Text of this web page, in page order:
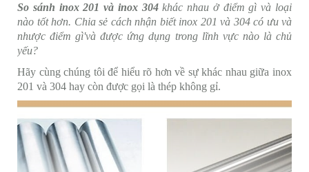
So sánh inox 201 và inox 304khác nhau ở điểm gì và loại
nào tốt hơn. Chia sẻ cách nhận biết inox 201 và 304 có ưu và
nhược điểm gì'và được ứng dụng trong lĩnh vực nào là chủ
yếu?
Hãy cùng chúng tôi để hiểu rõ hơn về sự khác nhau giữa inox
201 và 304 hay còn được gọi là thép không gỉ.